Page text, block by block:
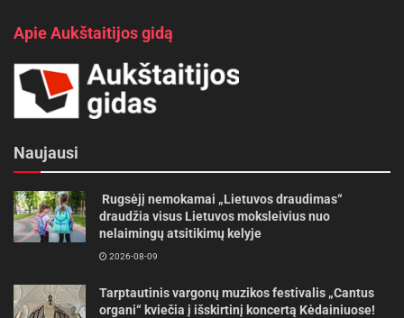
Apie Aukštaitijos gidą
Naujausi
Rugsėjį nemokamai „Lietuvos draudimas“
draudžia visus Lietuvos moksleivius nuo
nelaimingų atsitikimų kelyje
2026-08-09
Tarptautinis vargonų muzikos festivalis „Cantus
organi“ kviečia į išskirtinį koncertą Kėdainiuose!